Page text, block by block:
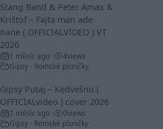
Stang Band & Peter Amax &
Krištof – Fajta man ade
nane ( OFFICIALVIDEO ) VT
2026
1 měsíc ago 4views
Gipsy - Romské písničky
Gipsy Putaj – Kedvešno (
OFFICIALvideo ) cover 2026
1 měsíc ago 0views
Gipsy - Romské písničky